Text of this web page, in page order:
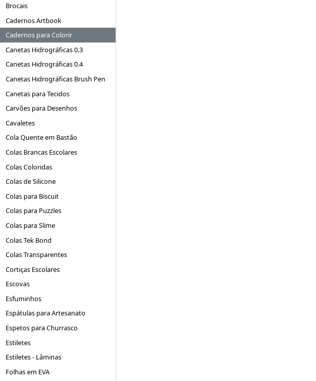
Brocais
Cadernos Artbook
Cadernos para Colorir
Canetas Hidrográficas 0.3
Canetas Hidrográficas 0.4
Canetas Hidrográficas Brush Pen
Canetas para Tecidos
Carvões para Desenhos
Cavaletes
Cola Quente em Bastão
Colas Brancas Escolares
Colas Coloridas
Colas de Silicone
Colas para Biscuit
Colas para Puzzles
Colas para Slime
Colas Tek Bond
Colas Transparentes
Cortiças Escolares
Escovas
Esfuminhos
Espátulas para Artesanato
Espetos para Churrasco
Estiletes
Estiletes - Lâminas
Folhas em EVA